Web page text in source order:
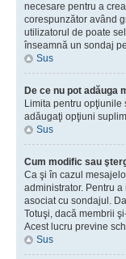
necesare pentru a
corespunzător având
utilizatorul de poate
înseamnă un sondaj
Sus
De ce nu pot adăuga
Limita pentru
adăugaţi opţiuni
Sus
Cum modific sau
Ca şi în cazul
administrator. Pentru
asociat cu sondajul.
Totuşi, dacă membrii
Acest lucru previne
Sus